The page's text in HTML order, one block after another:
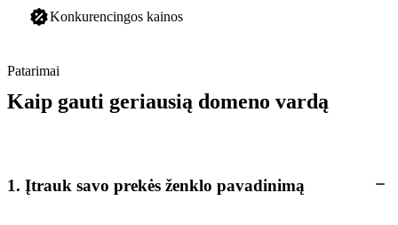
Konkurencingos kainos
Patarimai
Kaip gauti geriausią domeno vardą
1. Įtrauk savo prekės ženklo pavadinimą